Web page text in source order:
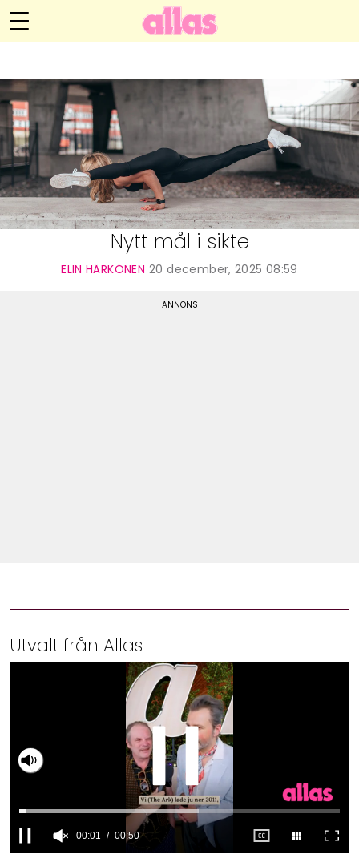
Hälsa
Relationer
Handarbete
Elin Härkönens blogg
Hem
Om Elin
Kategorier
Arkiv
Kontakt
Nytt mål i sikte
ELIN HÄRKÖNEN 20 december, 2025 08:59
Utvalt från Allas